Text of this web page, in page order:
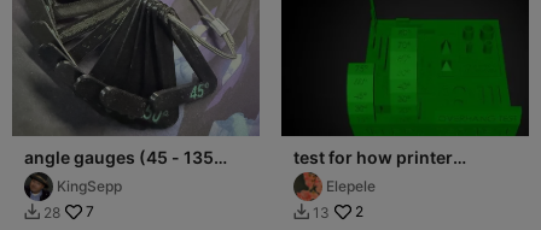
angle gauges (45 - 135
degees)KingSepp
 28 7
test for how printer
handels over hangs
Elepele
 13 2